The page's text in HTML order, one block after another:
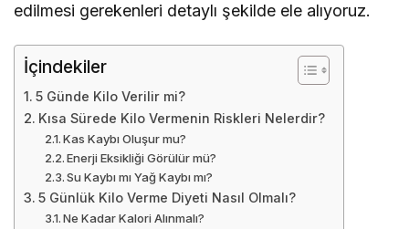
edilmesi gerekenleri detaylı şekilde ele alıyoruz.
İçindekiler
5 Günde Kilo Verilir mi?
Kısa Sürede Kilo Vermenin Riskleri Nelerdir?
Kas Kaybı Oluşur mu?
Enerji Eksikliği Görülür mü?
Su Kaybı mı Yağ Kaybı mı?
5 Günlük Kilo Verme Diyeti Nasıl Olmalı?
Ne Kadar Kalori Alınmalı?